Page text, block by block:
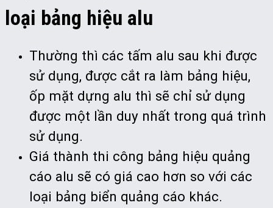
loại bảng hiệu alu
Thường thì các tấm alu sau khi được
sử dụng, được cắt ra làm bảng hiệu,
ốp mặt dựng alu thì sẽ chỉ sử dụng
được một lần duy nhất trong quá trình
sử dụng.
Giá thành thi công bảng hiệu quảng
cáo alu sẽ có giá cao hơn so với các
loại bảng biển quảng cáo khác.